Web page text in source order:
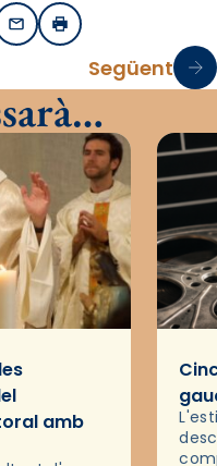
EmailImprimir
Següent
amb